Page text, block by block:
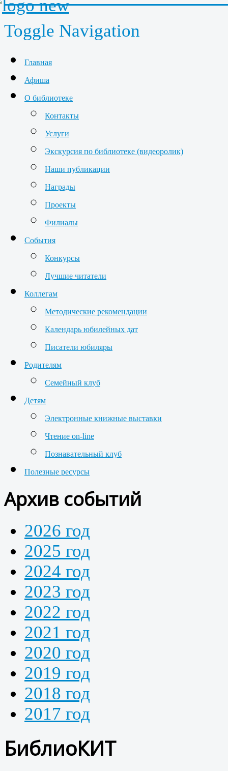
Toggle Navigation
Главная
Афиша
О библиотеке
Контакты
Услуги
Экскурсия по библиотеке (видеоролик)
Наши публикации
Награды
Проекты
Филиалы
События
Конкурсы
Лучшие читатели
Коллегам
Методические рекомендации
Календарь юбилейных дат
Писатели юбиляры
Родителям
Семейный клуб
Детям
Электронные книжные выставки
Чтение on-line
Познавательный клуб
Полезные ресурсы
Архив событий
2026 год
2025 год
2024 год
2023 год
2022 год
2021 год
2020 год
2019 год
2018 год
2017 год
БиблиоКИТ